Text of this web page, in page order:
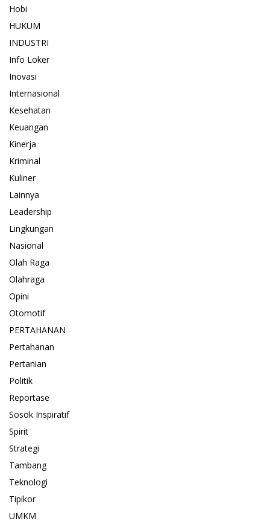
Hobi
HUKUM
INDUSTRI
Info Loker
Inovasi
Internasional
Kesehatan
Keuangan
Kinerja
Kriminal
Kuliner
Lainnya
Leadership
Lingkungan
Nasional
Olah Raga
Olahraga
Opini
Otomotif
PERTAHANAN
Pertahanan
Pertanian
Politik
Reportase
Sosok Inspiratif
Spirit
Strategi
Tambang
Teknologi
Tipikor
UMKM